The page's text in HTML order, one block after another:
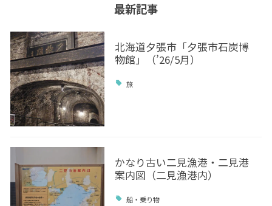
最新記事
北海道夕張市「夕張市石炭博
物館」（’26/5月）
旅
かなり古い二見漁港・二見港
案内図（二見漁港内）
船・乗り物